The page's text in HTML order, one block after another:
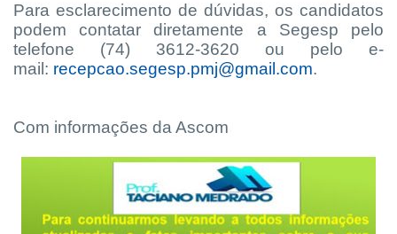
Para esclarecimento de dúvidas, os candidatos
podem contatar diretamente a Segesp pelo
telefone (74) 3612-3620 ou pelo e-
mail: recepcao.segesp.pmj@gmail.com.
Com informações da Ascom